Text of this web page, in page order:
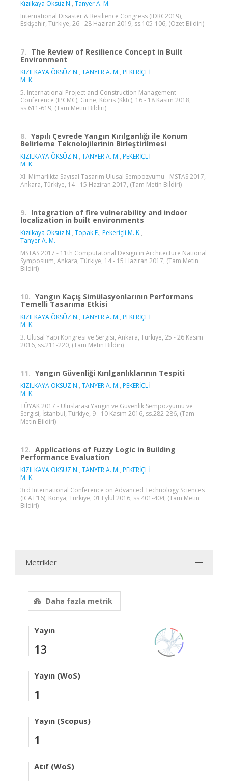
Kızılkaya Öksüz N., Tanyer A. M.
International Disaster & Resilience Congress (IDRC2019),
Eskişehir, Türkiye, 26 - 28 Haziran 2019, ss.105-106, (Özet Bildiri)
7. The Review of Resilience Concept in Built
Environment
KIZILKAYA ÖKSÜZ N., TANYER A. M., PEKERİÇLİ
M. K.
5. International Project and Construction Management
Conference (IPCMC), Girne, Kıbrıs (Kktc), 16 - 18 Kasım 2018,
ss.611-619, (Tam Metin Bildiri)
8. Yapılı Çevrede Yangın Kırılganlığı ile Konum
Belirleme Teknolojilerinin Birleştirilmesi
KIZILKAYA ÖKSÜZ N., TANYER A. M., PEKERİÇLİ
M. K.
XI. Mimarlıkta Sayısal Tasarım Ulusal Sempozyumu - MSTAS 2017,
Ankara, Türkiye, 14 - 15 Haziran 2017, (Tam Metin Bildiri)
9. Integration of fire vulnerability and indoor
localization in built environments
Kızılkaya Öksüz N., Topak F., Pekeriçli M. K.,
Tanyer A. M.
MSTAS 2017 - 11th Computatonal Design in Architecture National
Symposium, Ankara, Türkiye, 14 - 15 Haziran 2017, (Tam Metin
Bildiri)
10. Yangın Kaçış Simülasyonlarının Performans
Temelli Tasarıma Etkisi
KIZILKAYA ÖKSÜZ N., TANYER A. M., PEKERİÇLİ
M. K.
3. Ulusal Yapı Kongresi ve Sergisi, Ankara, Türkiye, 25 - 26 Kasım
2016, ss.211-220, (Tam Metin Bildiri)
11. Yangın Güvenliği Kırılganlıklarının Tespiti
KIZILKAYA ÖKSÜZ N., TANYER A. M., PEKERİÇLİ
M. K.
TÜYAK 2017 - Uluslarası Yangın ve Güvenlik Sempozyumu ve
Sergisi, İstanbul, Türkiye, 9 - 10 Kasım 2016, ss.282-286, (Tam
Metin Bildiri)
12. Applications of Fuzzy Logic in Building
Performance Evaluation
KIZILKAYA ÖKSÜZ N., TANYER A. M., PEKERİÇLİ
M. K.
3rd International Conference on Advanced Technology Sciences
(ICAT’16), Konya, Türkiye, 01 Eylül 2016, ss.401-404, (Tam Metin
Bildiri)
Metrikler
Daha fazla metrik
Yayın
13
Yayın (WoS)
1
Yayın (Scopus)
1
Atıf (WoS)